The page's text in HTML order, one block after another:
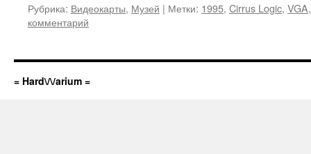
Рубрика: Видеокарты, Музей | Метки: 1995, Cirrus Logic, VGA
комментарий
= Hard\/\/arium =